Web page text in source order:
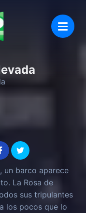
un barco aparece
La Rosa de
sus tripulantes
los pocos que lo